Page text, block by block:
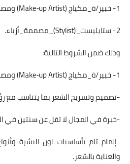
1- خبير/ة_مكياج (Make‑up Artist) ومصفّف/ة شعر (Hair Stylist
2- ستايليست_(Stylist)_مصممة_أزياء.
وذلك ضمن الشروط التالية:
1- خبير/ة_مكياج (Make‑up Artist) ومصفّف/ة شعر (Hair Stylist
-تصميم وتسريح الشعر بما يتناسب مع
-خبرة في المجال لا تقل عن سنتين في
-إلمام تام بأساسيات لون البشرة
والعناية بالشعر.